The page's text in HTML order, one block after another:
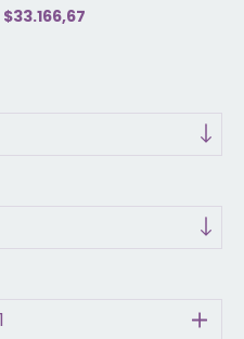
$33.166,67